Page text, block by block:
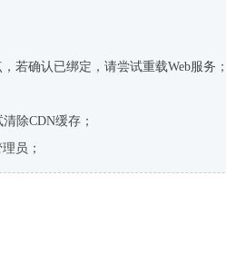
若确认已绑定，请尝试重载Web服务；
除CDN缓存；
员；